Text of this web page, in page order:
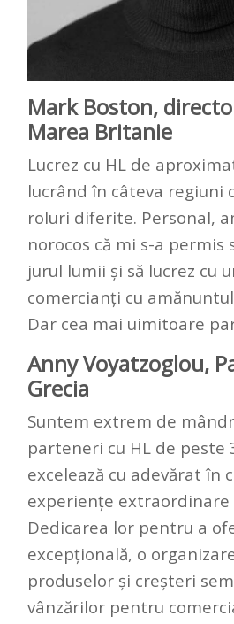
Mark Boston,
Marea Britanie
Lucrez cu HL de
lucrând în câteva regiuni
roluri diferite. Personal,
norocos că mi s-a permis
jurul lumii și să lucrez cu
comercianți cu
Dar cea mai uimitoare
Anny Voyatzoglou,
Grecia
Suntem extrem de
parteneri cu HL de peste
excelează cu adevărat în
experiențe
Dedicarea lor pentru a
excepțională, o
produselor și creșteri
vânzărilor pentru